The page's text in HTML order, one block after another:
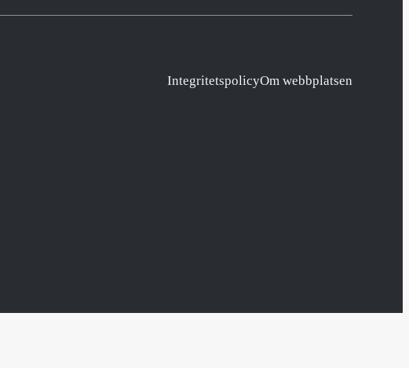
IntegritetspolicyOm webbplatsen